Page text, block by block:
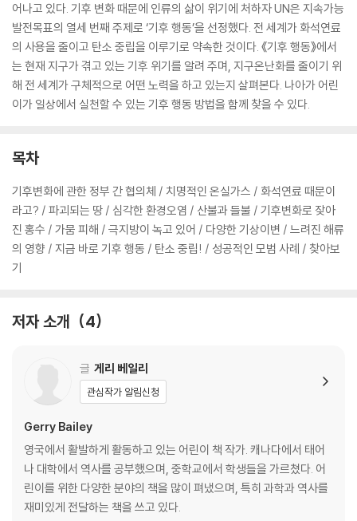
어나고 있다. 기후 변화 때문에 인류의 삶이 위기에 처하자 UN은 지속가능
발전목표의 열세 번째 주제로 ‘기후 행동’을 선정했다. 전 세계가 화석연료
의 사용을 줄이고 탄소 중립을 이루기로 약속한 것이다. 《기후 행동》에서
는 현재 지구가 겪고 있는 기후 위기를 알려 주며, 지구온난화를 줄이기 위
해 전 세계가 구체적으로 어떤 노력을 하고 있는지 살펴본다. 나아가 어린
이가 일상에서 실천할 수 있는 기후 행동 방법을 함께 찾을 수 있다.
목차
기후변화에 관한 정부 간 협의체 / 치명적인 온실가스 / 화석연료 때문이
라고? / 파괴되는 땅 / 심각한 환경오염 / 산불과 들불 / 기후변화로 잦아
진 홍수 / 가뭄 피해 / 극지방이 녹고 있어 / 다양한 기상이변 / 느려진 해류
의 영향 / 지금 바로 기후 행동 / 탄소 중립! / 성공적인 모범 사례 / 찾아보
기
저자 소개 4
글 게리 베일리
관심작가 알림신청
Gerry Bailey
영국에서 활발하게 활동하고 있는 어린이 책 작가. 캐나다에서 태어
나 대학에서 역사를 공부했으며, 중학교에서 학생들을 가르쳤다. 어
린이를 위한 다양한 분야의 책을 많이 펴냈으며, 특히 과학과 역사를
재미있게 전달하는 책을 쓰고 있다.